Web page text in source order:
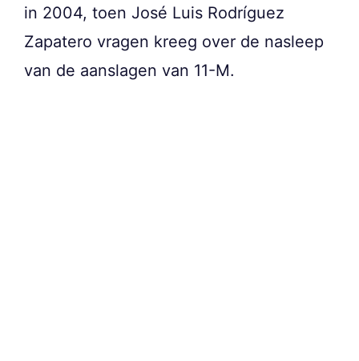
in 2004, toen José Luis Rodríguez
Zapatero vragen kreeg over de nasleep
van de aanslagen van 11-M.